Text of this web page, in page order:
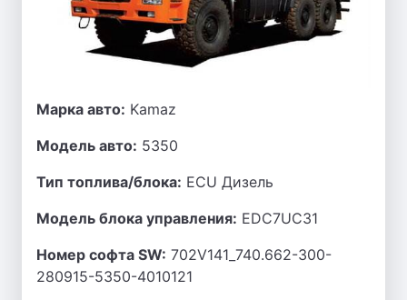
Марка авто: Kamaz
Модель авто: 5350
Тип топлива/блока: ECU Дизель
Модель блока управления: EDC7UC31
Номер софта SW: 702V141_740.662-300-
280915-5350-4010121